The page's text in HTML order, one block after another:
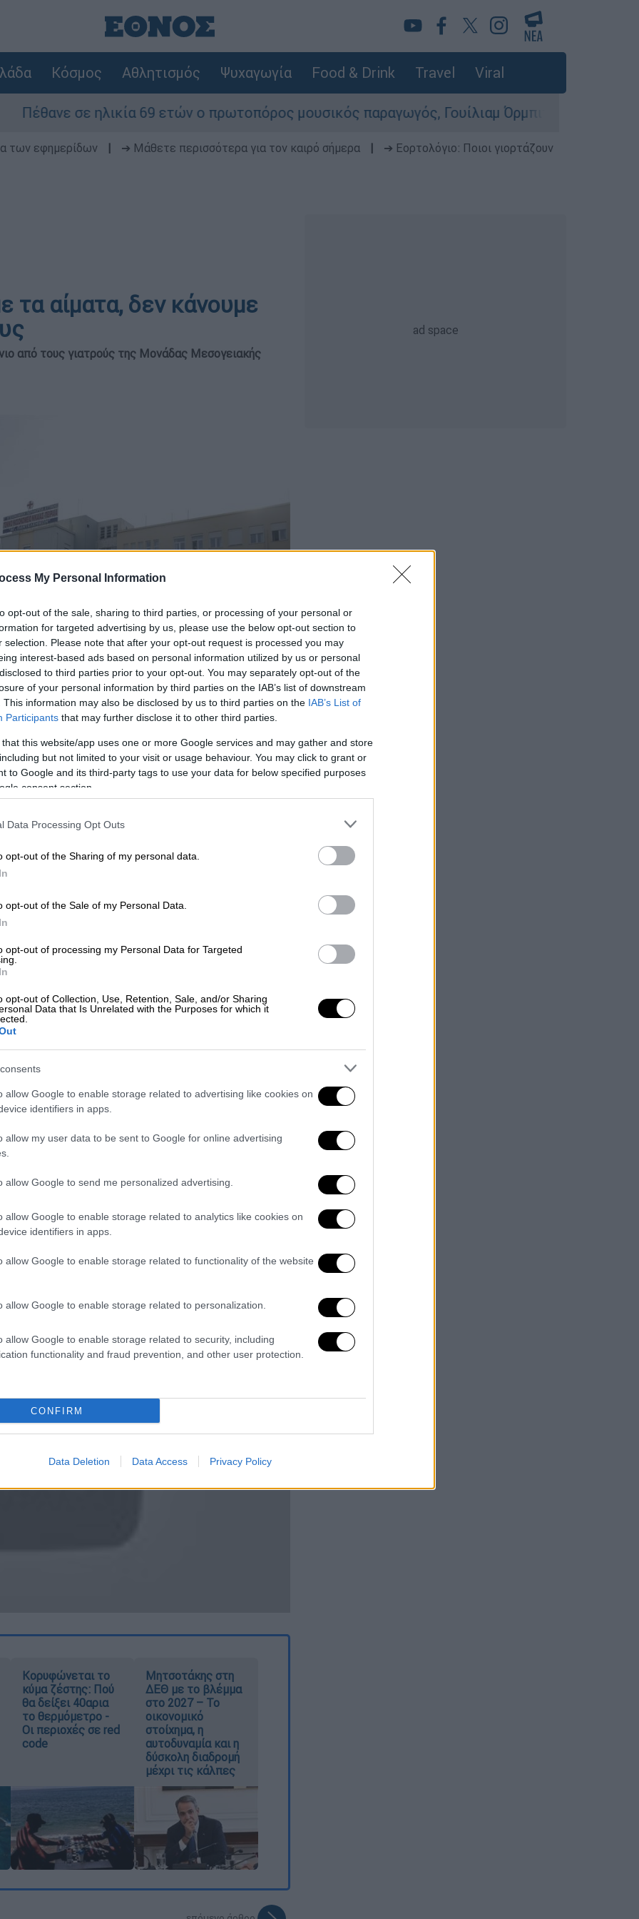
My Personal Information
opt-out of the sale, sharing to third parties, or processing of your personal or
for targeted advertising by us, please use the below opt-out section to
selection. Please note that after your opt-out request is processed you may
interest-based ads based on personal information utilized by us or personal
to third parties prior to your opt-out. You may separately opt-out of the
of your personal information by third parties on the IAB’s list of downstream
This information may also be disclosed by us to third parties on the IAB’s List of
Participants that may further disclose it to other third parties.
that this website/app uses one or more Google services and may gather and store
but not limited to your visit or usage behaviour. You may click to grant or
to Google and its third-party tags to use your data for below specified purposes
consent section.
Data Processing Opt Outs
opt-out of the Sharing of my personal data.
opt-out of the Sale of my Personal Data.
opt-out of processing my Personal Data for Targeted
opt-out of Collection, Use, Retention, Sale, and/or Sharing
Data that Is Unrelated with the Purposes for which it
allow Google to enable storage related to advertising like cookies on
identifiers in apps.
allow my user data to be sent to Google for online advertising
allow Google to send me personalized advertising.
allow Google to enable storage related to analytics like cookies on
identifiers in apps.
allow Google to enable storage related to functionality of the website
allow Google to enable storage related to personalization.
allow Google to enable storage related to security, including
functionality and fraud prevention, and other user protection.
CONFIRM
Data Deletion Data Access Privacy Policy
Κόσμος Αθλητισμός Ψυχαγωγία Food & Drink Travel Viral
σε ηλικία 69 ετών ο πρωτοπόρος μουσικός παραγωγός, Γουίλιαμ Όρμπιτ - Η καθοριστική
των εφημερίδων ➔ Μάθετε περισσότερα για τον καιρό σήμερα
➔ Εορτολόγιο: Ποιοι γιορτάζουν
τα αίματα, δεν κάνουμε
από τους γιατρούς της Μονάδας Μεσογειακής
το ΕΘΝΟΣ στη Google
που έρχεται εδώ με το φιλότιμό του
την καταγγελία της Δήμητρας Βήνη,
που βρίσκεται στο Γενικό Κρατικό
η ίδια κι ο γενικός γραμματέας της
Παναγιώτης Παπανικολάου,
κάνουν μετάγγιση αίματος σήμερα (9/1)
κλειστή, καθώς δεν υπάρχει θέρμανση...
κάθε καλοκαίρι καμήλες...» λέει με νόημα
χρόνο δεν δίνονται κονδύλια για
αναλώσιμα, αλλά μόνο για 9 μήνες. Δεν
κατά των υπευθύνων και η Δήμητρα
μονάδα είναι κλειστή τονίζει πως «...
που δίνει ο αιμοδότης, ο λαός, ο
δίνει το αίμα. Περνούν 15 ασθενείς τη
μετάγγιση. Δεν μπορούν να κάνουν
με τα μπουφάν τους για να μην
πάμε αλλού να κάνουμε τη δουλειά
video
Κορυφώνεται το
κύμα ζέστης: Πού
θα δείξει 40αρια
το θερμόμετρο -
Οι περιοχές σε red
code
Μητσοτάκης στη
ΔΕΘ με το βλέμμα
στο 2027 – Το
οικονομικό
στοίχημα, η
αυτοδυναμία και η
δύσκολη διαδρομή
μέχρι τις κάλπες